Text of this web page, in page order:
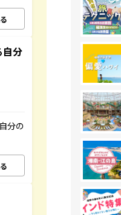
分
分の